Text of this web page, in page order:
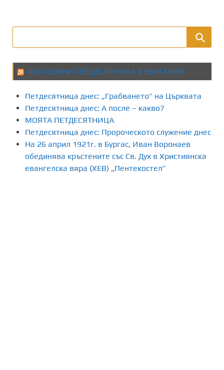
100 ГОДИНИ ПЕТДЕСЯТНИЦА В БЪЛГАРИЯ
Петдесятница днес: „Грабването” на Църквата
Петдесятница днес: А после – какво?
МОЯТА ПЕТДЕСЯТНИЦА
Петдесятница днес: Пророческото служение днес
На 26 април 1921г. в Бургас, Иван Воронаев
обединява кръстените със Св. Дух в Християнска
евангелска вяра (ХЕВ) „Пентекостел”